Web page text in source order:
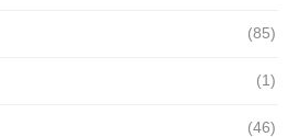
(85)
(1)
(46)